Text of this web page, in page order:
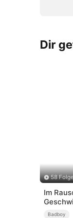
Dir
58
Im
wilder
Badboy